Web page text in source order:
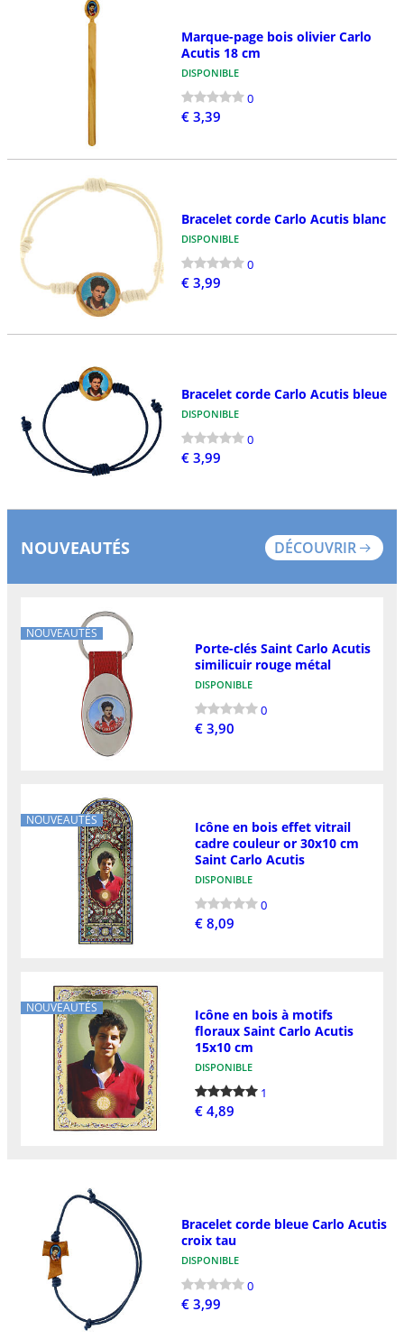
Marque-page bois olivier Carlo
Acutis 18 cm
DISPONIBLE
0
€ 3,39
Bracelet corde Carlo Acutis blanc
DISPONIBLE
0
€ 3,99
Bracelet corde Carlo Acutis bleue
DISPONIBLE
0
€ 3,99
NOUVEAUTÉS DÉCOUVRIR
NOUVEAUTÉS
Porte-clés Saint Carlo Acutis
similicuir rouge métal
DISPONIBLE
0
€ 3,90
NOUVEAUTÉS
Icône en bois effet vitrail
cadre couleur or 30x10 cm
Saint Carlo Acutis
DISPONIBLE
0
€ 8,09
NOUVEAUTÉS
Icône en bois à motifs
floraux Saint Carlo Acutis
15x10 cm
DISPONIBLE
1
€ 4,89
Bracelet corde bleue Carlo Acutis
croix tau
DISPONIBLE
0
€ 3,99